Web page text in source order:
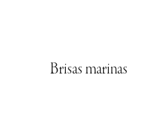
Brisas marinas